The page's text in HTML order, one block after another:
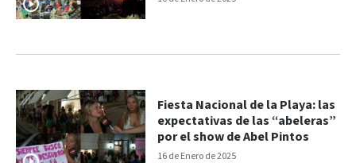
16 de Enero de 2025
Fiesta Nacional de la Playa: las
expectativas de las “abeleras”
por el show de Abel Pintos